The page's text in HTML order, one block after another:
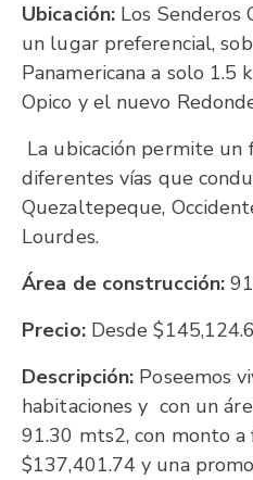
Ubicación: Los Senderos
un lugar preferencial,
Panamericana a solo 1.5
Opico y el nuevo
La ubicación permite un
diferentes vías que
Quezaltepeque,
Lourdes.
Área de construcción:
Precio: Desde
Descripción: Poseemos
habitaciones y con un
91.30 mts2, con monto a
$137,401.74 y una